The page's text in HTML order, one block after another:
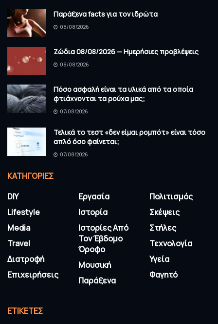
Παράξενα facts για τον ιδρώτα
08/08/2026
Ζώδια 08/08/2026 — Ημερήσιες προβλέψεις
08/08/2026
Πόσο ασφαλή είναι τα υλικά από τα οποία
φτιάχνονται τα ρούχα μας;
07/08/2026
Τελικά το τεστ «δεν είμαι ρομπότ» είναι τόσο
απλό όσο φαίνεται;
07/08/2026
KΑΤΗΓΟΡΊΕΣ
DIY
Lifestyle
Media
Travel
Διατροφή
Επιχειρήσεις
Εργασία
Ιστορία
Ιστορίες Από
Τον Έβδομο
Όροφο
Μουσική
Παράξενα
Πολιτισμός
Σκέψεις
Στήλες
Τεχνολογία
Υγεία
Φαγητό
ΕΤΙΚΈΤΕΣ